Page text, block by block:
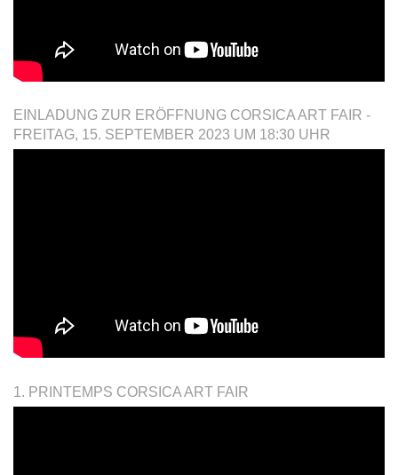
EINLADUNG ZUR ERÖFFNUNG CORSICA ART FAIR -
FREITAG, 15. SEPTEMBER 2023 UM 18:30 UHR
1. PRINTEMPS CORSICA ART FAIR